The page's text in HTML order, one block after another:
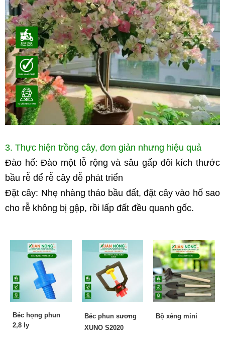
3. Thực hiện trồng cây, đơn giản nhưng hiệu quả
Đào hố: Đào một lỗ rộng và sâu gấp đôi kích thước
bầu rễ để rễ cây dễ phát triển
Đặt cây: Nhẹ nhàng tháo bầu đất, đặt cây vào hố sao
cho rễ không bị gập, rồi lấp đất đều quanh gốc.
Béc họng phun
2,8 ly
Béc phun sương
XUNO S2020
Bộ xẻng mini